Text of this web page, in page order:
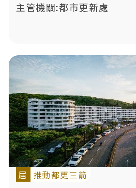
主管機關:都市更新處
居 推動都更三箭